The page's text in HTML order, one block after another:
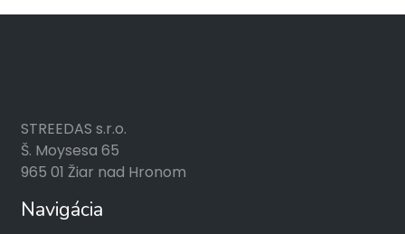
STREEDAS s.r.o.
Š. Moysesa 65
965 01 Žiar nad Hronom
Navigácia